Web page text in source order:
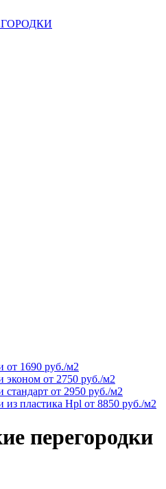
от 1690 руб./м2
эконом от 2750 руб./м2
стандарт от 2950 руб./м2
из пластика Hpl от 8850 руб./м2
перегородки